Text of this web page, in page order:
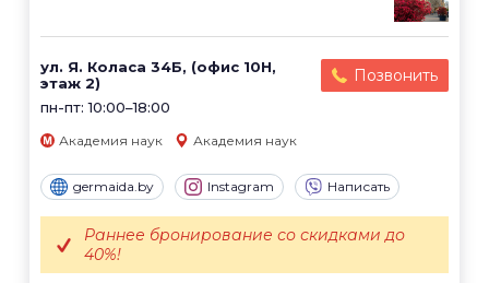
ул. Я. Коласа 34Б, (офис 10Н,
этаж 2)
пн-пт: 10:00–18:00
Позвонить
Академия наук Академия наук
germaida.by Instagram Написать
Раннее бронирование со скидками до
40%!